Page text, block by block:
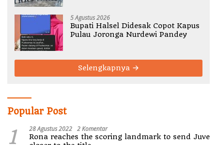
5 Agustus 2026
Bupati Halsel Didesak Copot Kapus
Pulau Joronga Nurdewi Pandey
Selengkapnya
Popular Post
1 28 Agustus 2022 2 Komentar
Rona reaches the scoring landmark to send Juve